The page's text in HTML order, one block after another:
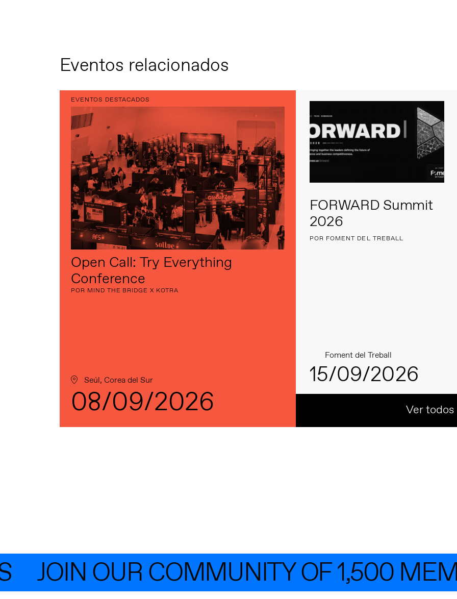
Eventos relacionados
EVENTOS DESTACADOS
Open Call: Try Everything
Conference
POR MIND THE BRIDGE X KOTRA
Seúl, Corea del Sur
08/09/2026
FORWARD Summit
2026
POR FOMENT DEL TREBALL
Foment del Treball
15/09/2026
Ver
JOIN OUR COMMUNITY OF 1,500